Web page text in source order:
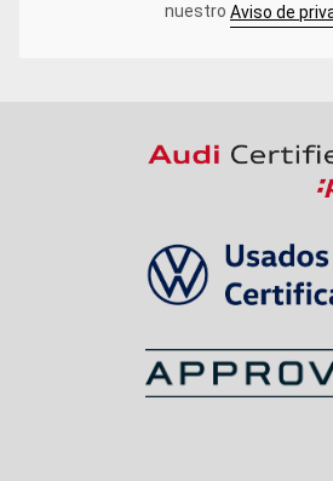
nuestro Aviso de